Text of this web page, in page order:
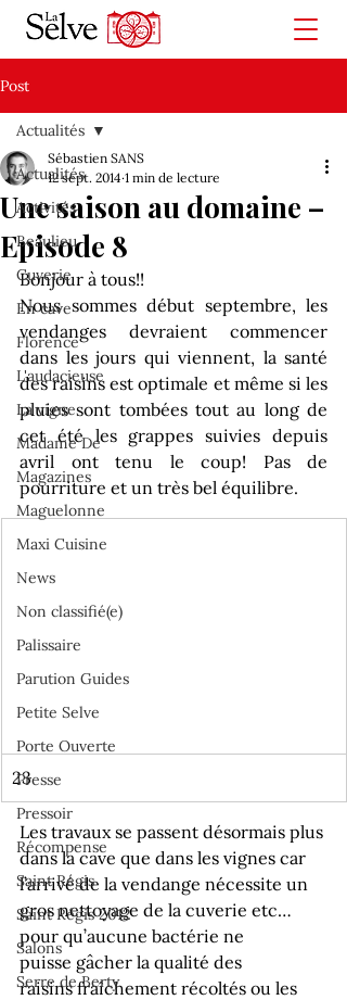
Post
Actualités
Activités
Beaulieu
Cuverie
En cave
Florence
L'audacieuse
La vigne
Madame De
Magazines
Maguelonne
Maxi Cuisine
News
Non classifié(e)
Palissaire
Parution Guides
Petite Selve
Porte Ouverte
Presse
Pressoir
Récompense
Saint Régis
Saint Régis 2012
Salons
Serre de Berty
Actualités
Une saison au domaine –
Episode 8
Sébastien SANS
12 sept. 2014 1 min de lecture
Bonjour à tous!!
Nous sommes début septembre, les
vendanges devraient commencer
dans les jours qui viennent, la santé
des raisins est optimale et même si les
pluies sont tombées tout au long de
cet été les grappes suivies depuis
avril ont tenu le coup! Pas de
pourriture et un très bel équilibre.
23
Les travaux se passent désormais plus
dans la cave que dans les vignes car
l’arrivé de la vendange nécessite un
gros nettoyage de la cuverie etc…
pour qu’aucune bactérie ne
puisse gâcher la qualité des
raisins fraîchement récoltés ou les